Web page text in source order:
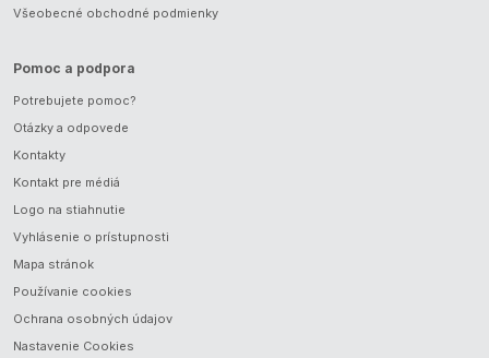
Všeobecné obchodné podmienky
Pomoc a podpora
Potrebujete pomoc?
Otázky a odpovede
Kontakty
Kontakt pre médiá
Logo na stiahnutie
Vyhlásenie o prístupnosti
Mapa stránok
Používanie cookies
Ochrana osobných údajov
Nastavenie Cookies